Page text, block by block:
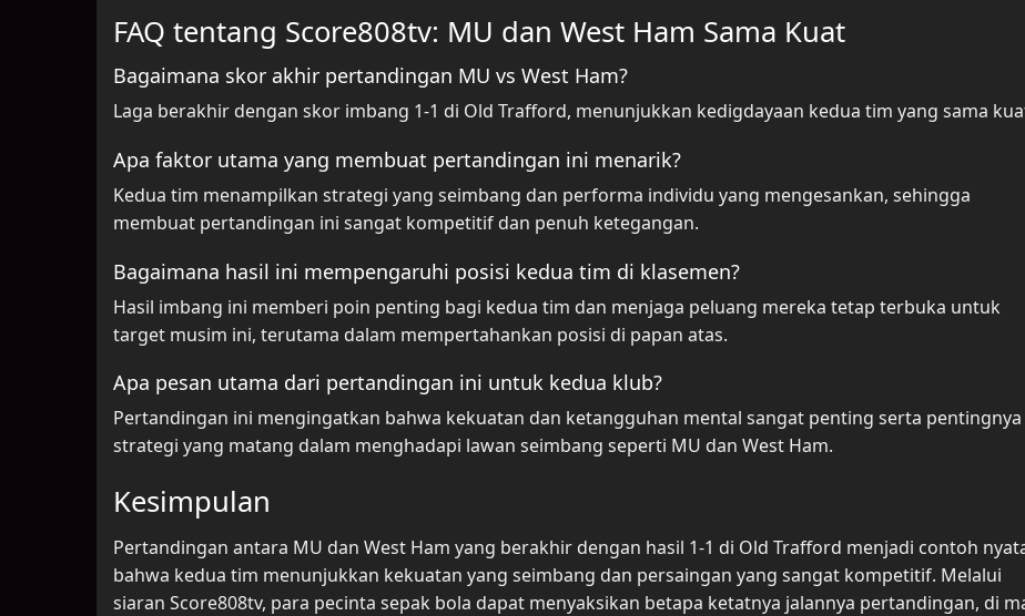
FAQ tentang Score808tv: MU dan West Ham Sama Kuat
Bagaimana skor akhir pertandingan MU vs West Ham?
Laga berakhir dengan skor imbang 1-1 di Old Trafford, menunjukkan kedigdayaan kedua tim yang sama
Apa faktor utama yang membuat pertandingan ini menarik?
Kedua tim menampilkan strategi yang seimbang dan performa individu yang mengesankan, sehingga
membuat pertandingan ini sangat kompetitif dan penuh ketegangan.
Bagaimana hasil ini mempengaruhi posisi kedua tim di klasemen?
Hasil imbang ini memberi poin penting bagi kedua tim dan menjaga peluang mereka tetap terbuka untuk
target musim ini, terutama dalam mempertahankan posisi di papan atas.
Apa pesan utama dari pertandingan ini untuk kedua klub?
Pertandingan ini mengingatkan bahwa kekuatan dan ketangguhan mental sangat penting serta pentingnya
strategi yang matang dalam menghadapi lawan seimbang seperti MU dan West Ham.
Kesimpulan
Pertandingan antara MU dan West Ham yang berakhir dengan hasil 1-1 di Old Trafford menjadi contoh
bahwa kedua tim menunjukkan kekuatan yang seimbang dan persaingan yang sangat kompetitif. Melalui
siaran Score808tv, para pecinta sepak bola dapat menyaksikan betapa ketatnya jalannya pertandingan, di